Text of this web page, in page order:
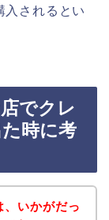
入されるとい
でクレ
時に考
いかがだっ